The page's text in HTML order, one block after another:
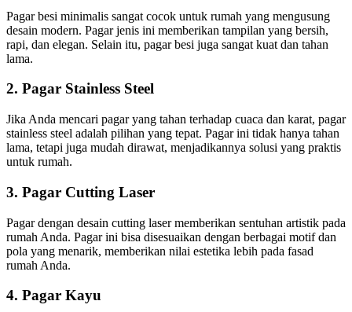
Pagar besi minimalis sangat cocok untuk rumah yang mengusung
desain modern. Pagar jenis ini memberikan tampilan yang bersih,
rapi, dan elegan. Selain itu, pagar besi juga sangat kuat dan tahan
lama.
2. Pagar Stainless Steel
Jika Anda mencari pagar yang tahan terhadap cuaca dan karat, pagar
stainless steel adalah pilihan yang tepat. Pagar ini tidak hanya tahan
lama, tetapi juga mudah dirawat, menjadikannya solusi yang praktis
untuk rumah.
3. Pagar Cutting Laser
Pagar dengan desain cutting laser memberikan sentuhan artistik pada
rumah Anda. Pagar ini bisa disesuaikan dengan berbagai motif dan
pola yang menarik, memberikan nilai estetika lebih pada fasad
rumah Anda.
4. Pagar Kayu